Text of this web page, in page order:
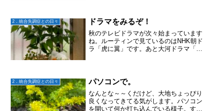
～！！！😢」って話せたら...
2．統合失調症との日々 ドラマをみるぞ！
秋のテレビドラマが次々始まっています
ね。ルーティンで見ているのはNHK朝ド
ラ「虎に翼」です。あと大河ドラマ「光
面白そう♪金曜の夜はこの...
2．統合失調症との日々 パソコンで。
なんとな～～くだけど、大地ちょっぴり
良くなってきてる気がします。パソコン
を開いて何か打ち込んでいる様子。すぐ